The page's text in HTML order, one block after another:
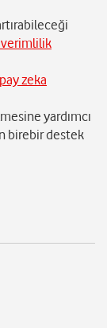
verimlilik
zeka
yardımcı
birebir destek